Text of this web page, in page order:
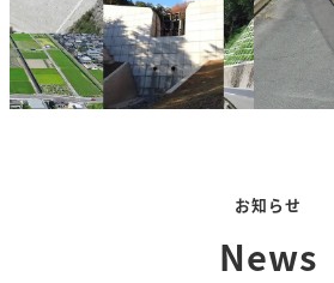
お知らせ
News